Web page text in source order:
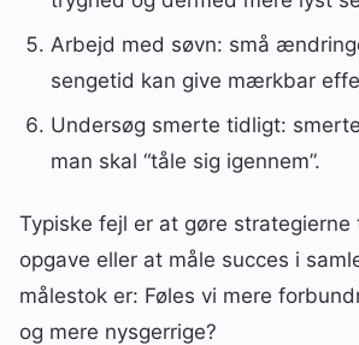
Arbejd med søvn: små
sengetid kan give mærkbar
Undersøg smerte tidligt:
man skal “tåle sig igennem”.
Typiske fejl er at gøre strategierne
opgave eller at måle succes i
målestok er: Føles vi mere
og mere nysgerrige?